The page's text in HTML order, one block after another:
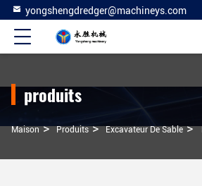
yongshengdredger@machineys.com
produits
Maison > Produits > Excavateur De Sable >